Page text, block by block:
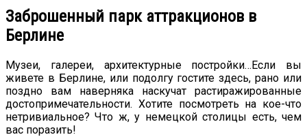
Заброшенный парк аттракционов в
Берлине
Музеи, галереи, архитектурные постройки…Если вы
живете в Берлине, или подолгу гостите здесь, рано или
поздно вам наверняка наскучат растиражированные
достопримечательности. Хотите посмотреть на кое-что
нетривиальное? Что ж, у немецкой столицы есть, чем
вас поразить!